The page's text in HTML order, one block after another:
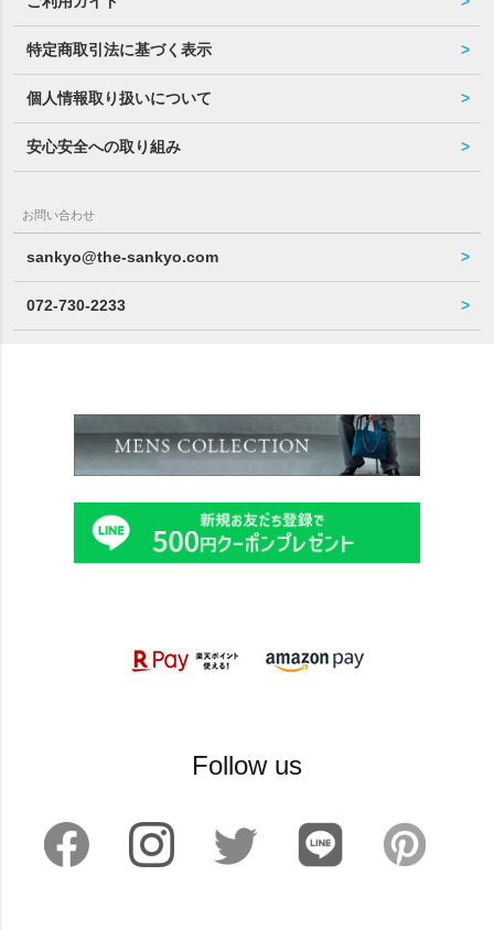
特定商取引法に基づく表示
個人情報取り扱いについて
安心安全への取り組み
お問い合わせ
sankyo@the-sankyo.com
072-730-2233
Follow us